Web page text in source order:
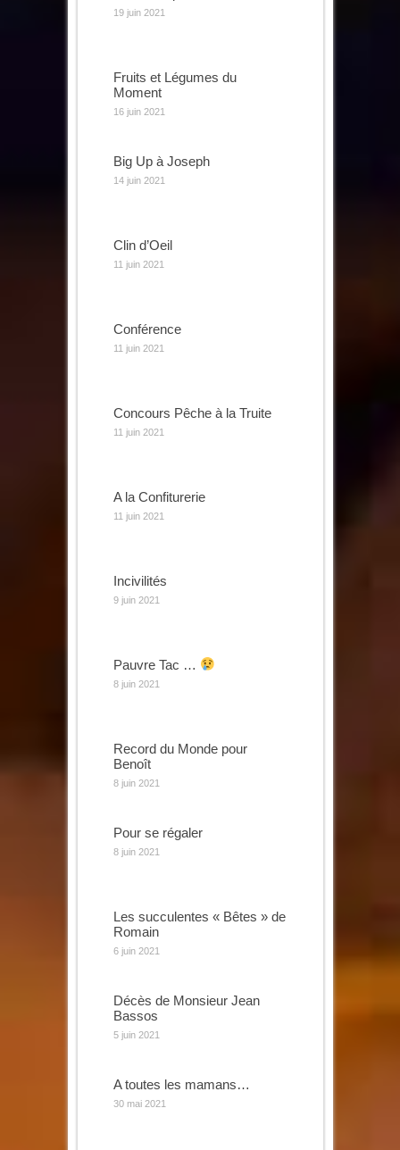
19 juin 2021
Fruits et Légumes du
Moment
16 juin 2021
Big Up à Joseph
14 juin 2021
Clin d’Oeil
11 juin 2021
Conférence
11 juin 2021
Concours Pêche à la Truite
11 juin 2021
A la Confiturerie
11 juin 2021
Incivilités
9 juin 2021
Pauvre Tac …
8 juin 2021
Record du Monde pour
Benoît
8 juin 2021
Pour se régaler
8 juin 2021
Les succulentes « Bêtes » de
Romain
6 juin 2021
Décès de Monsieur Jean
Bassos
5 juin 2021
A toutes les mamans…
30 mai 2021